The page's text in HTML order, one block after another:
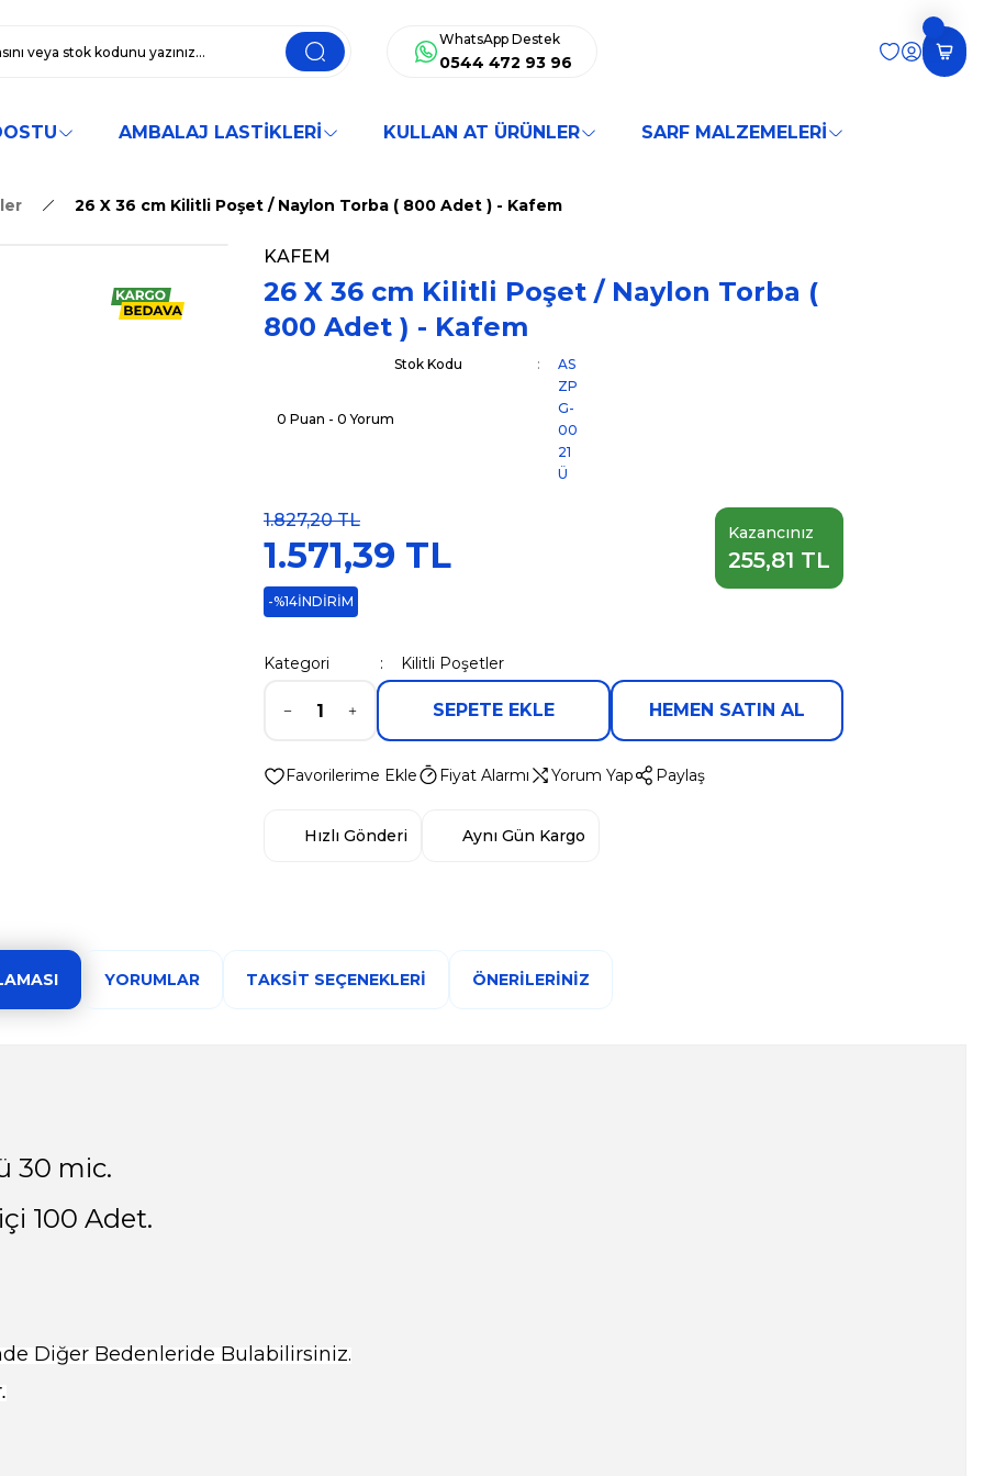
WhatsApp Destek
0544 472 93 96
AMBALAJ LASTİKLERİ KULLAN AT ÜRÜNLER SARF MALZEMELERİ
26 X 36 cm Kilitli Poşet / Naylon Torba ( 800 Adet ) - Kafem
KAFEM
26 X 36 cm Kilitli Poşet / Naylon Torba (
800 Adet ) - Kafem
0 Puan - 0 Yorum
Stok Kodu
AS
ZP
G-
00
21
Ü
1.827,20 TL
1.571,39 TL
-%14İNDİRİM
Kazancınız
255,81 TL
Kategori Kilitli Poşetler
SEPETE EKLE HEMEN SATIN AL
Fiyat Alarmı Yorum Yap Paylaş
Hızlı Gönderi Aynı Gün Kargo
YORUMLAR TAKSIT SEÇENEKLERI ÖNERILERINIZ
30 mic.
100 Adet.
Diğer Bedenleride Bulabilirsiniz.